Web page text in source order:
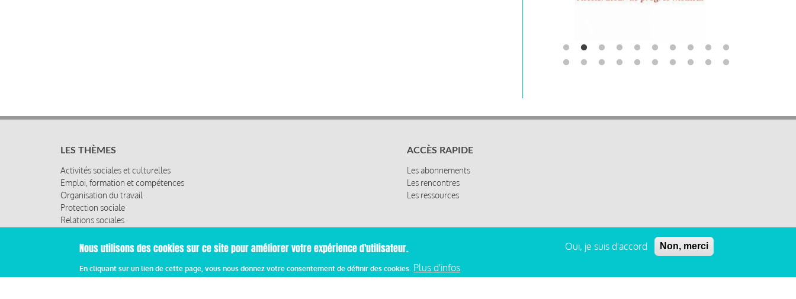
LES THÈMES
Activités sociales et culturelles
Emploi, formation et compétences
Organisation du travail
Protection sociale
Relations sociales
Santé au travail
ACCÈS RAPIDE
Les abonnements
Les rencontres
Les ressources
Nous utilisons des cookies sur ce site pour améliorer votre expérience d'utilisateur.
En cliquant sur un lien de cette page, vous nous donnez votre consentement de définir des cookies. Plus d'infos
Oui, je suis d'accord Non, merci